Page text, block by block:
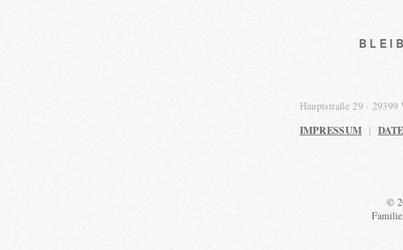
Hauptstraße 29 · 29399
IMPRESSUM |
©